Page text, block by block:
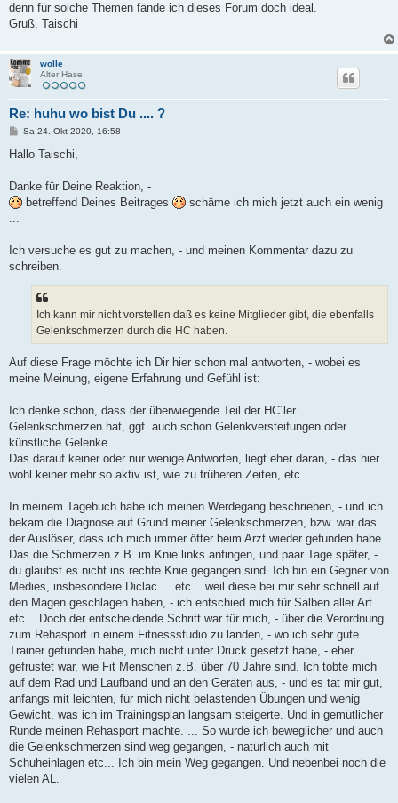
denn für solche Themen fände ich dieses Forum doch ideal.
Gruß, Taischi
wolle
Alter Hase
Re: huhu wo bist Du .... ?
B
i
a
Sa 24. Okt 2020, 16:58
Hallo Taischi,
Danke für Deine Reaktion, -
betreffend Deines Beitrages
schäme ich mich jetzt auch ein wenig
Ich versuche es gut zu machen, - und meinen Kommentar dazu zu
schreiben.
Ich kann mir nicht vorstellen daß es keine Mitglieder gibt, die ebenfalls
Gelenkschmerzen durch die HC haben.
Auf diese Frage möchte ich Dir hier schon mal antworten, - wobei es
meine Meinung, eigene Erfahrung und Gefühl ist:
Ich denke schon, dass der überwiegende Teil der HC´ler
Gelenkschmerzen hat, ggf. auch schon Gelenkversteifungen oder
künstliche Gelenke.
Das darauf keiner oder nur wenige Antworten, liegt eher daran, - das hier
wohl keiner mehr so aktiv ist, wie zu früheren Zeiten, etc...
In meinem Tagebuch habe ich meinen Werdegang beschrieben, - und ich
bekam die Diagnose auf Grund meiner Gelenkschmerzen, bzw. war das
der Auslöser, dass ich mich immer öfter beim Arzt wieder gefunden habe.
Das die Schmerzen z.B. im Knie links anfingen, und paar Tage später, -
du glaubst es nicht ins rechte Knie gegangen sind. Ich bin ein Gegner von
Medies, insbesondere Diclac ... etc... weil diese bei mir sehr schnell auf
den Magen geschlagen haben, - ich entschied mich für Salben aller Art ...
etc... Doch der entscheidende Schritt war für mich, - über die Verordnung
zum Rehasport in einem Fitnessstudio zu landen, - wo ich sehr gute
Trainer gefunden habe, mich nicht unter Druck gesetzt habe, - eher
gefrustet war, wie Fit Menschen z.B. über 70 Jahre sind. Ich tobte mich
auf dem Rad und Laufband und an den Geräten aus, - und es tat mir gut,
anfangs mit leichten, für mich nicht belastenden Übungen und wenig
Gewicht, was ich im Trainingsplan langsam steigerte. Und in gemütlicher
Runde meinen Rehasport machte. ... So wurde ich beweglicher und auch
die Gelenkschmerzen sind weg gegangen, - natürlich auch mit
Schuheinlagen etc... Ich bin mein Weg gegangen. Und nebenbei noch die
vielen AL.